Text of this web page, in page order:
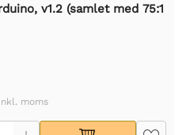
v1.2 (samlet med 75:1
moms